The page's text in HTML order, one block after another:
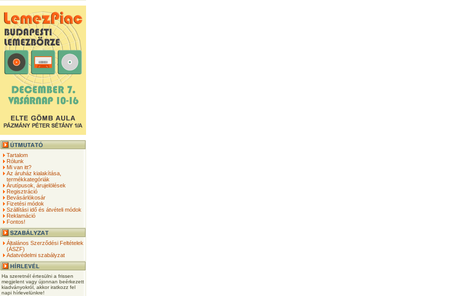
Tartalom
Rólunk
Mi van itt?
Az áruház kialakítása,
termékkategóriák
Árutípusok, árujelölések
Regisztráció
Bevásárlókosár
Fizetési módok
Szállítási idő és átvételi módok
Reklamáció
Fontos!
Általános Szerződési Feltételek
(ÁSZF)
Adatvédelmi szabályzat
Ha szeretnél értesülni a frissen
megjelent vagy újonnan beérkezett
kiadványokról, akkor iratkozz fel
napi hírlevelünkre!